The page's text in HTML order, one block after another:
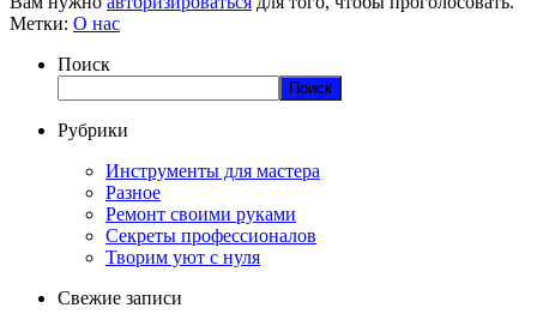
Метки: О нас
Поиск
Поиск
Рубрики
Инструменты для мастера
Разное
Ремонт своими руками
Секреты профессионалов
Творим уют с нуля
Свежие записи